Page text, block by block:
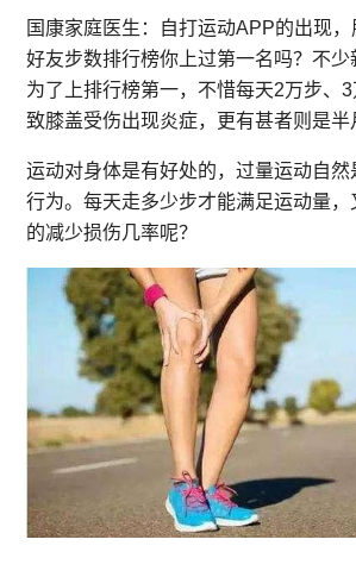
关于我们
国康家庭医生：自打运动APP的出现
好友步数排行榜你上过第一名吗？不少
为了上排行榜第一，不惜每天2万步、
致膝盖受伤出现炎症，更有甚者则是半
运动对身体是有好处的，过量运动自
行为。每天走多少步才能满足运动量
的减少损伤几率呢？